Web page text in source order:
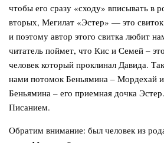
чтобы его сразу «сходу» вписывать в
вторых, Мегилат «Эстер» — это
и поэтому автор этого свитка любит
читатель поймет, что Кис и Семей –
человек который проклинал Давида.
нами потомок Беньямина – Мордехай
Беньямина – его приемная дочка
Писанием.
Обратим внимание: был человек из